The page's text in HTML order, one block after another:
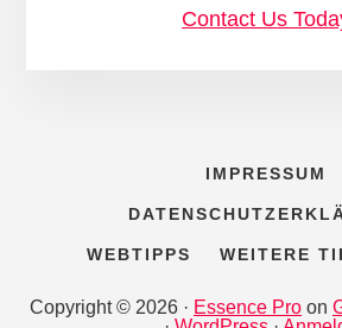
Contact Us
IMPRESSUM
WEBTIPPS WEITERE
Copyright © 2026 · Essence Pro on